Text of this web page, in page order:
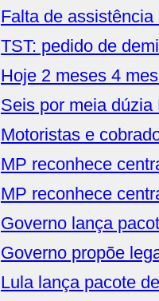
Falta de
TST: pedido de
Hoje 2 meses 4
Seis por meia
Motoristas e
MP reconhece
MP reconhece
Governo lança
Governo propõe
Lula lança pacote